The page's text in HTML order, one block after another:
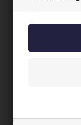
Pen stone
Halsschmuck